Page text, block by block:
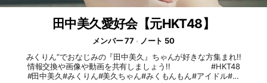
田中美久愛好会【元HKT48】
メンバー 77
ノート 50
みくりん”でおなじみの『田中美久』ちゃんが好きな方集まれ!!
情報交換や画像や動画を共有しましょう!! #HKT48
#田中美久#みくりん#美久ちゃん#みくもんもん#アイドル#グ